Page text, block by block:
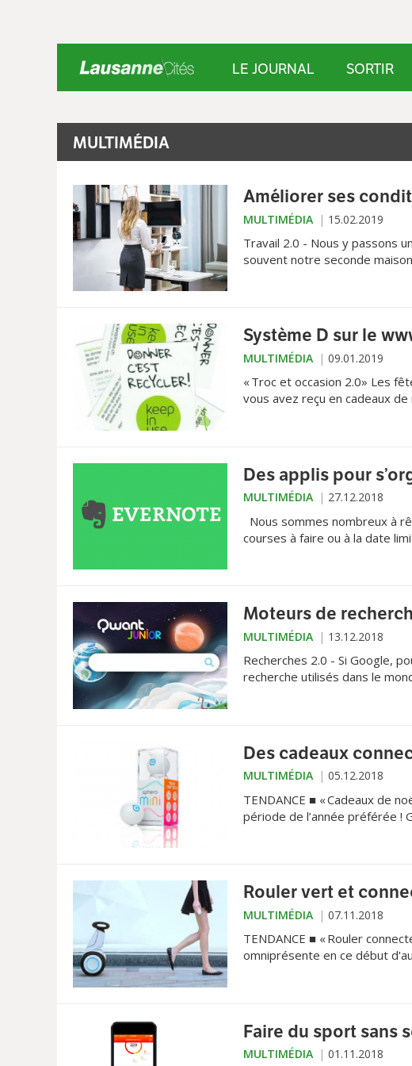
LE JOURNAL SORTIR
MULTIMÉDIA
Améliorer ses
MULTIMÉDIA 15.02.2019
Travail 2.0 - Nous y passons
souvent notre seconde
Système D sur le
MULTIMÉDIA 09.01.2019
« Troc et occasion 2.0» Les
vous avez reçu en cadeaux
Des applis pour
MULTIMÉDIA 27.12.2018
Nous sommes nombreux à
courses à faire ou à la date
Moteurs de
MULTIMÉDIA 13.12.2018
Recherches 2.0 - Si Google,
recherche utilisés dans le
Des cadeaux
MULTIMÉDIA 05.12.2018
TENDANCE ■ « Cadeaux de
période de l’année préférée !
Rouler vert et
MULTIMÉDIA 07.11.2018
TENDANCE ■ « Rouler
omniprésente en ce début
Faire du sport sans
MULTIMÉDIA 01.11.2018